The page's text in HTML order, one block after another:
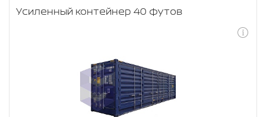
Усиленный контейнер 40 футов